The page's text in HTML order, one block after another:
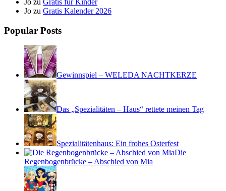
Jo zu Gratis Kalender 2026
Popular Posts
Gewinnspiel – WELEDA NACHTKERZE
Das „Spezialitäten – Haus“ rettete meinen Tag
Spezialitätenhaus: Ein frohes Osterfest
Die
Regenbogenbrücke – Abschied von Mia